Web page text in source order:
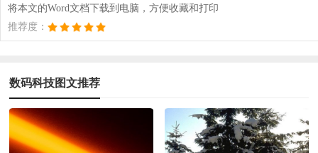
将本文的Word文档下载到电脑，方便收藏和打印
推荐度：
数码科技图文推荐